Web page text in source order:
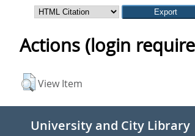
Actions (login
View Item
University and City Library